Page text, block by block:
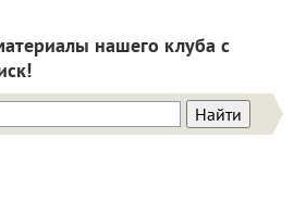
нашего клуба с